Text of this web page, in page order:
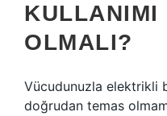
KULLANIMI
OLMALI?
Vücudunuzla elektrikli
doğrudan temas